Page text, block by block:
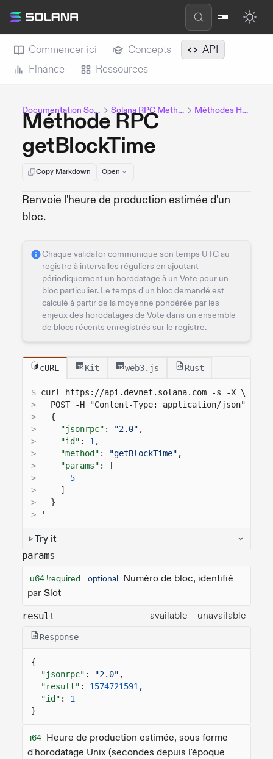
Commencer ici Concepts
API
Finance
Ressources
Documentation Solana Solana RPC Methods Méthodes HTTP
Méthode RPC
getBlockTime
Copy Markdown Open
Renvoie l'heure de production estimée d'un
bloc.
Chaque validator communique son temps UTC au
registre à intervalles réguliers en ajoutant
périodiquement un horodatage à un Vote pour un
bloc particulier. Le temps d'un bloc demandé est
calculé à partir de la moyenne pondérée par les
enjeux des horodatages de Vote dans un ensemble
de blocs récents enregistrés sur le registre.
cURL Kit web3.js Rust
$ curl https://api.devnet.solana.com -s -X \
>
POST -H "Content-Type: application/json" -d
>
{
>
"jsonrpc" : "2.0" ,
>
"id" : 1 ,
>
"method" : "getBlockTime" ,
>
"params" : [
>
5
>
]
>
}
>
'
Try it
params
u64 !required optional Numéro de bloc, identifié
par Slot
result available unavailable
Response
{
"jsonrpc" : "2.0" ,
"result" : 1574721591 ,
"id" :
1
}
i64 Heure de production estimée, sous forme
d'horodatage Unix (secondes depuis l'époque